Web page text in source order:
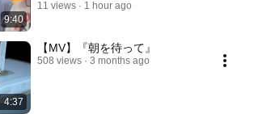
9:40
11 views 1 hour ago
4:37
【MV】『朝を待って』
508 views 3 months ago